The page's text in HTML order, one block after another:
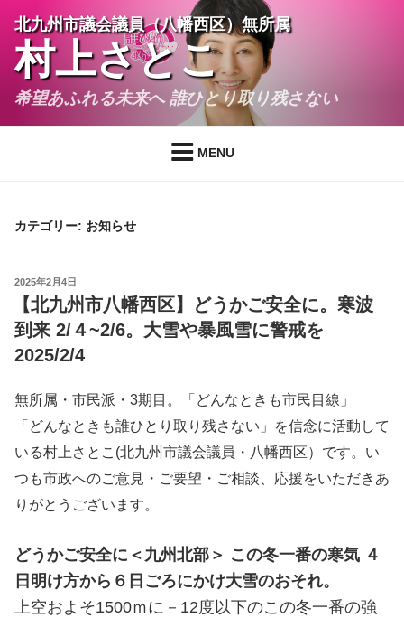
content
北九州市議会議員（八幡西区）無所属
村上さとこ
希望あふれる未来へ 誰ひとり取り残さない
MENU
カテゴリー: お知らせ
POSTED
ON
2025年2月4日
【北九州市八幡西区】どうかご安全に。寒波
到来 2/４~2/6。大雪や暴風雪に警戒を
2025/2/4
無所属・市民派・3期目。「どんなときも市民目線」
「どんなときも誰ひとり取り残さない」を信念に活動して
いる村上さとこ(北九州市議会議員・八幡西区）です。い
つも市政へのご意見・ご要望・ご相談、応援をいただきあ
りがとうございます。
どうかご安全に＜九州北部＞ この冬一番の寒気 ４
日明け方から６日ごろにかけ大雪のおそれ。
上空およそ1500ｍに－12度以下のこの冬一番の強